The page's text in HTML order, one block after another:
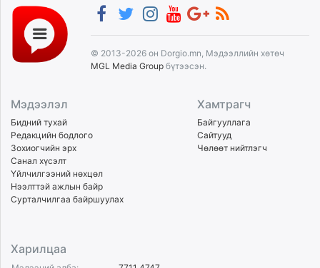
© 2013-2026 он Dorgio.mn, Мэдээллийн хөтөч
MGL Media Group бүтээсэн.
Мэдээлэл
Бидний тухай
Редакцийн бодлого
Зохиогчийн эрх
Санал хүсэлт
Үйлчилгээний нөхцөл
Нээлттэй ажлын байр
Сурталчилгаа байршуулах
Хамтрагч
Байгууллага
Сайтууд
Чөлөөт нийтлэгч
Харилцаа